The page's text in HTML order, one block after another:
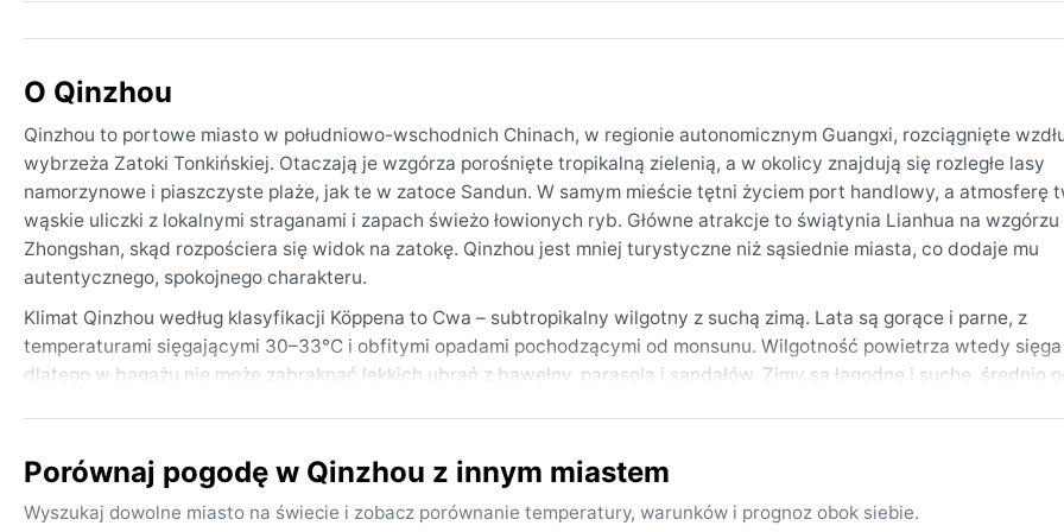
O Qinzhou
Qinzhou to portowe miasto w południowo-wschodnich Chinach, w regionie autonomicznym Guangxi, rozciągnięte
wybrzeża Zatoki Tonkińskiej. Otaczają je wzgórza porośnięte tropikalną zielenią, a w okolicy znajdują się rozległe lasy
namorzynowe i piaszczyste plaże, jak te w zatoce Sandun. W samym mieście tętni życiem port handlowy, a atmosferę
wąskie uliczki z lokalnymi straganami i zapach świeżo łowionych ryb. Główne atrakcje to świątynia Lianhua na wzgórzu
Zhongshan, skąd rozpościera się widok na zatokę. Qinzhou jest mniej turystyczne niż sąsiednie miasta, co dodaje mu
autentycznego, spokojnego charakteru.
Klimat Qinzhou według klasyfikacji Köppena to Cwa – subtropikalny wilgotny z suchą zimą. Lata są gorące i parne, z
temperaturami sięgającymi 30–33°C i obfitymi opadami pochodzącymi od monsunu. Wilgotność powietrza wtedy sięga
dlatego w bagażu nie może zabraknąć lekkich ubrań z bawełny, parasola i sandałów. Zimy są łagodne i suche, średnio
Najlepszy czas na odwiedziny pod kątem pogody to okres od października do grudnia, gdy kończy się pora deszczowa, a
temperatury są umiarkowane. Wiosna (marzec–kwiecień) również sprzyja zwiedzaniu, zanim nadejdą letnie upały.
Porównaj pogodę w Qinzhou z innym miastem
Wyszukaj dowolne miasto na świecie i zobacz porównanie temperatury, warunków i prognoz obok siebie.